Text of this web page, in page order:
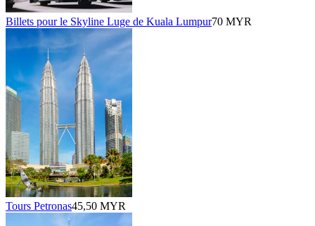
Billets pour le Skyline Luge de Kuala Lumpur70 MYR
Tours Petronas45,50 MYR